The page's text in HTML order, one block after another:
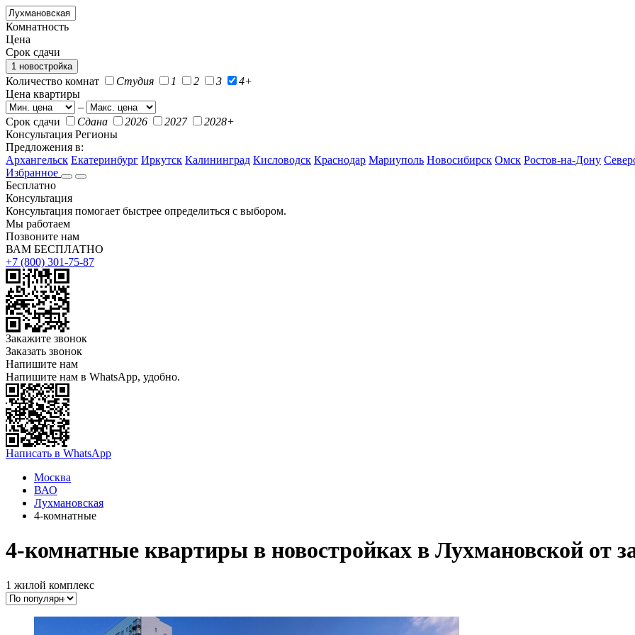
Комнатность
Цена
Срок сдачи
1 новостройка
Количество комнат Студия 1 2 3
4+
Цена квартиры
–
Срок сдачи
Сдана 2026 2027
2028+
Консультация Регионы
Предложения в:
Архангельск Екатеринбург Иркутск Калининград Кисловодск Краснодар Мариуполь Новосибирск Омск Ростов-на-Дону
Избранное
Бесплатно
Консультация
Консультация помогает быстрее определиться с выбором.
Мы работаем
Позвоните нам
ВАМ БЕСПЛАТНО
+7 (800) 301-75-87
Закажите звонок
Заказать звонок
Напишите нам
Напишите нам в WhatsApp, удобно.
Написать в WhatsApp
Москва
ВАО
Лухмановская
4-комнатные
4-комнатные квартиры в новостройках в Лухмановской от
1 жилой комплекс